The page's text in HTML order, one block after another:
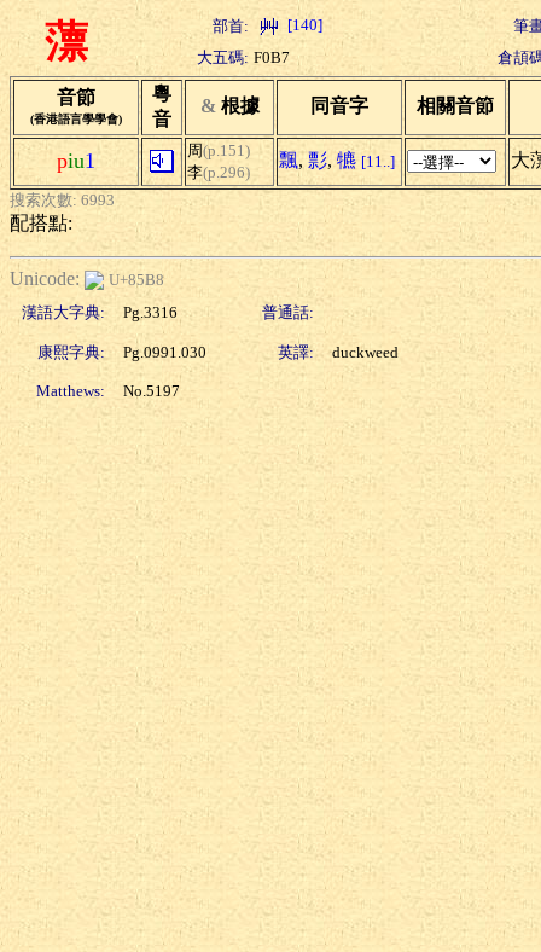
薸 部首: [140]
筆
大五碼: F0B7 倉頡
音節
(香港語言學學會)
粵
音
& 根據 同音字 相關音節
piu1 周(p.151)
李(p.296)
飄, 彯, 犥 [11..] 大
搜索次數: 6993
配搭點:
Unicode:
U+85B8
漢語大字典:
Pg.3316 普通話:
康熙字典: Pg.0991.030 英譯: duckweed
Matthews: No.5197